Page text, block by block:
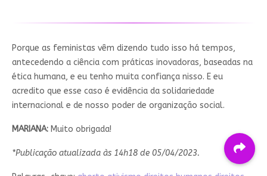
Porque as feministas vêm dizendo tudo isso há tempos,
antecedendo a ciência com práticas inovadoras, baseadas na
ética humana, e eu tenho muita confiança nisso. E eu
acredito que esse caso é evidência da solidariedade
internacional e de nosso poder de organização social.
MARIANA: Muito obrigada!
*Publicação atualizada às 14h18 de 05/04/2023.